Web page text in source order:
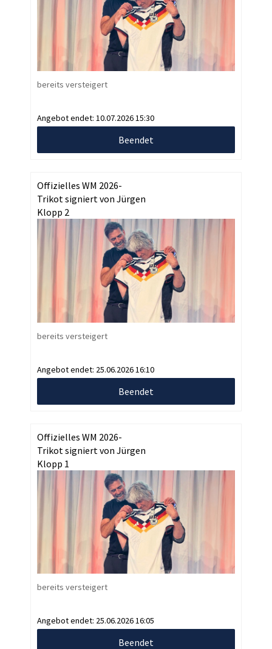
bereits versteigert
Angebot endet: 10.07.2026 15:30
Beendet
Offizielles WM 2026-
Trikot signiert von Jürgen
Klopp 2
bereits versteigert
Angebot endet: 25.06.2026 16:10
Beendet
Offizielles WM 2026-
Trikot signiert von Jürgen
Klopp 1
bereits versteigert
Angebot endet: 25.06.2026 16:05
Beendet